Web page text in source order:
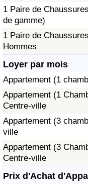
1 Paire de
de gamme)
1 Paire de
Hommes
Loyer par mois
Appartement (1
Appartement (1
Centre-ville
Appartement (3
ville
Appartement (3
Centre-ville
Prix d'Achat